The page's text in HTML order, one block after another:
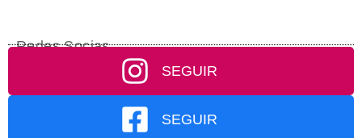
Redes Socias
SEGUIR
SEGUIR